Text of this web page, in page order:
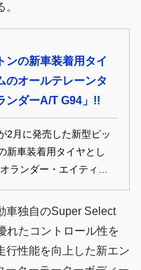
ンの新車装着用タイ
のオールテレーンタ
ンダーA/T G94」!!
2月に発売した新型ピッ
新車装着用タイヤとし
ランダー・エイティー・
車独自のSuper Select
れたコントロール性を
行性能を向上した新エン